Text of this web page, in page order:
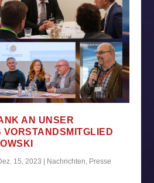
AN UNSER
VORSTANDSMITGLIED
15, 2023 Nachrichten, Presse